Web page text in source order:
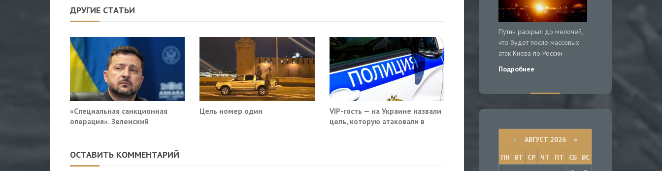
ДРУГИЕ СТАТЬИ
«Специальная санкционная
операция». Зеленский
Цель номер один
VIP-гость — на Украине назвали
цель, которую атаковали в
ОСТАВИТЬ КОММЕНТАРИЙ
Путин раскрыл до мелочей,
что будет после массовых
атак Киева по России
Подробнее
« АВГУСТ 2026 »
ПН
ВТ СР ЧТ ПТ СБ
ВС